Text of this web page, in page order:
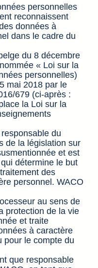
personnelles
reconnaissent
données à
dans le cadre du
du 8 décembre
« Loi sur la
personnelles)
mai 2018 par le
679 (ci-après :
la Loi sur la
du
de la législation sur
et est
détermine le but
des
personnel. WACO
au sens de
protection de la vie
et traite
à caractère
pour le compte du
que responsable